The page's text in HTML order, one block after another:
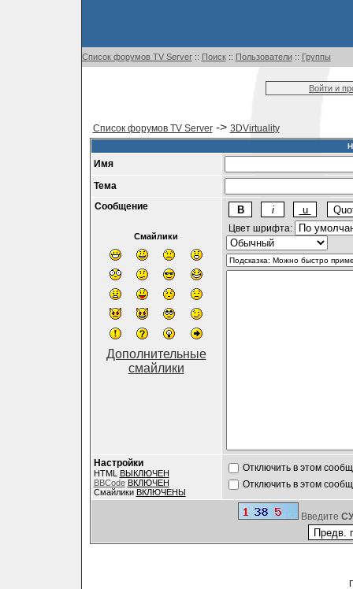
Список форумов TV Server:: Поиск:: Пользователи:: Группы
Войти и
Список форумов TV Server-> 3DVirtuality
Имя
Тема
Сообщение
Смайлики
Дополнительные
смайлики
Цвет шрифта:
Настройки
HTML
ВЫКЛЮЧЕН
BBCode ВКЛЮЧЕН
Смайлики ВКЛЮЧЕНЫ
Отключить в этом
Отключить в этом
Введите